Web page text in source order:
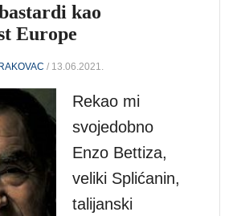
kao
Europe
/ 13.06.2021.
Rekao mi
svojedobno
Enzo Bettiza,
veliki Splićanin,
talijanski